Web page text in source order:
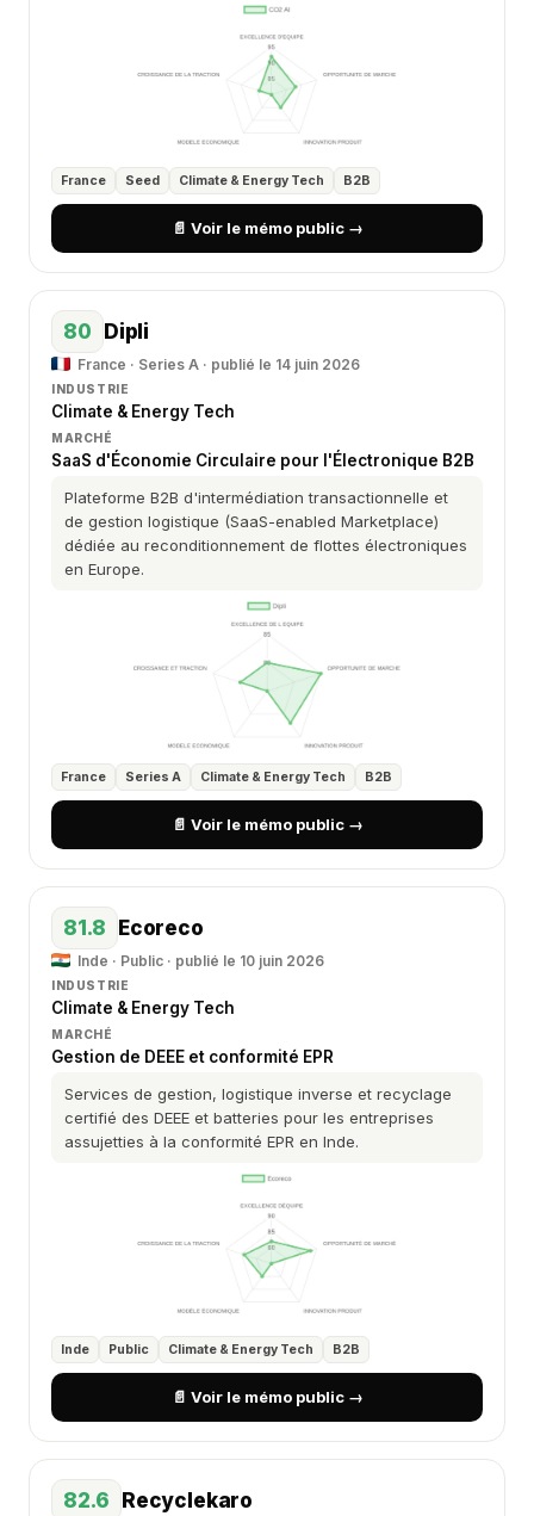
France Seed Climate & Energy Tech B2B
📄 Voir le mémo public →
80 Dipli
France · Series A · publié le 14 juin 2026
INDUSTRIE
Climate & Energy Tech
MARCHÉ
SaaS d'Économie Circulaire pour l'Électronique B2B
Plateforme B2B d'intermédiation transactionnelle et
de gestion logistique (SaaS-enabled Marketplace)
dédiée au reconditionnement de flottes électroniques
en Europe.
France Series A Climate & Energy Tech B2B
📄 Voir le mémo public →
81.8 Ecoreco
Inde · Public · publié le 10 juin 2026
INDUSTRIE
Climate & Energy Tech
MARCHÉ
Gestion de DEEE et conformité EPR
Services de gestion, logistique inverse et recyclage
certifié des DEEE et batteries pour les entreprises
assujetties à la conformité EPR en Inde.
Inde Public Climate & Energy Tech B2B
📄 Voir le mémo public →
82.6 Recyclekaro